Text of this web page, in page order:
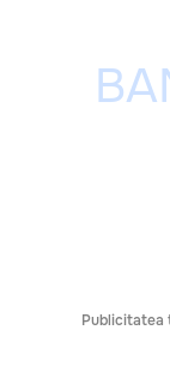
Publicitatea